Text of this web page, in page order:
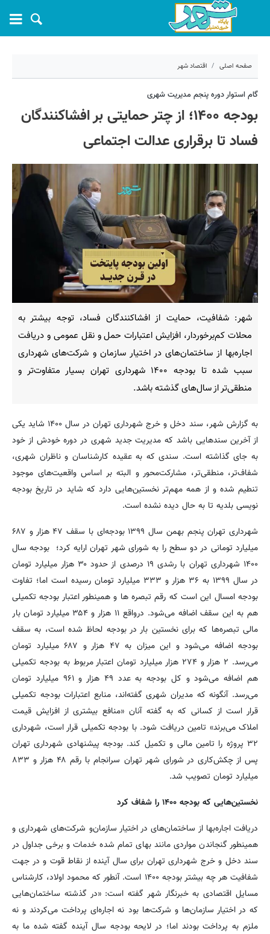
صفحه اصلی اقتصاد شهر
کد مطلب: 10092
گام استوار دوره پنجم مدیریت شهری
بودجه ۱۴۰۰؛ از چتر حمایتی بر افشاکنندگان
فساد تا برقراری عدالت اجتماعی
شهر: شفافیت، حمایت از افشاکنندگان فساد، توجه بیشتر به
محلات کم‌برخوردار، افزایش اعتبارات حمل و نقل عمومی و دریافت
اجاره‌بها از ساختمان‌های در اختیار سازمان‌ و شرکت‌های شهرداری
سبب شده تا بودجه ۱۴۰۰ شهرداری تهران بسیار متفاوت‌تر و
منطقی‌تر از سال‌های گذشته باشد.
به گزارش شهر، سند دخل و خرج شهرداری تهران در سال ۱۴۰۰ شاید یکی
از آخرین سندهایی باشد که مدیریت جدید شهری در دوره خودش از خود
به جای گذاشته است. سندی که به عقیده کارشناسان و ناظران شهری،
شفاف‌تر، منطقی‌تر، مشارکت‌محور و البته بر اساس واقعیت‌های موجود
تنطیم شده و از همه مهم‌تر نخستین‌هایی دارد که شاید در تاریخ بودجه
نویسی بلدیه تا به حال دیده نشده است.
شهرداری تهران پنجم بهمن سال ۱۳۹۹ بودجه‌ای با سقف ۴۷ هزار و ۶۸۷
میلیارد تومانی در دو سطح را به شورای شهر تهران ارایه کرد؛ بودجه سال
۱۴۰۰ شهرداری تهران با رشدی ۱۹ درصدی از حدود ۳۰ هزار میلیارد تومان
در سال ۱۳۹۹ به ۳۶ هزار و ۳۳۳ میلیارد تومان رسیده است اما؛ تفاوت
بودجه امسال این است که رقم تبصره ها و همینطور اعتبار بودجه تکمیلی
هم به این سقف اضافه می‌شود. درواقع ۱۱ هزار و ۳۵۴ میلیارد تومان بار
مالی تبصره‌ها که برای نخستین بار در بودجه لحاظ شده است، به سقف
بودجه اضافه می‌شود و این میزان به ۴۷ هزار و ۶۸۷ میلیارد تومان
می‌رسد. ۲ هزار و ۲۷۴ هزار میلیارد تومان اعتبار مربوط به بودجه تکمیلی
هم اضافه می‌شود و کل بودجه به عدد ۴۹ هزار و ۹۶۱ میلیارد تومان
می‌رسد. آنگونه که مدیران شهری گفته‌اند، منابع اعتبارات بودجه تکمیلی
قرار است از کسانی که به گفته آنان «منافع بیشتری از افزایش قیمت
املاک‌ می‌برند» تامین دریافت شود. با بودجه تکمیلی قرار است، شهرداری
۳۲ پروژه را تامین مالی و تکمیل کند. بودجه پیشنهادی شهرداری تهران
پس از چکش‌کاری در شورای شهر تهران سرانجام با رقم ۴۸ هزار و ۸۳۳
میلیارد تومان تصویب شد.
نخستین‌هایی که بودجه ۱۴۰۰ را شفاف کرد
دریافت اجاره‌بها از ساختمان‌های در اختیار سازمان‌و شرکت‌های شهرداری و
همینطور گنجاندن مواردی مانند بهای تمام شده خدمات و برخی جداول در
سند دخل و خرج شهرداری تهران برای سال آینده از نقاط قوت و در جهت
شفافیت هر چه بیشتر بودجه ۱۴۰۰ است. آنطور که محمود اولاد، کارشناس
مسایل اقتصادی به خبرنگار شهر گفته است: «در گذشته ساختمان‌هایی
که در اختیار سازمان‌ها و شرکت‌ها بود نه اجاره‌ای پرداخت می‌کردند و نه
ملزم به پرداخت بودند اما؛ در لایحه بودجه سال آینده گفته شده ما به